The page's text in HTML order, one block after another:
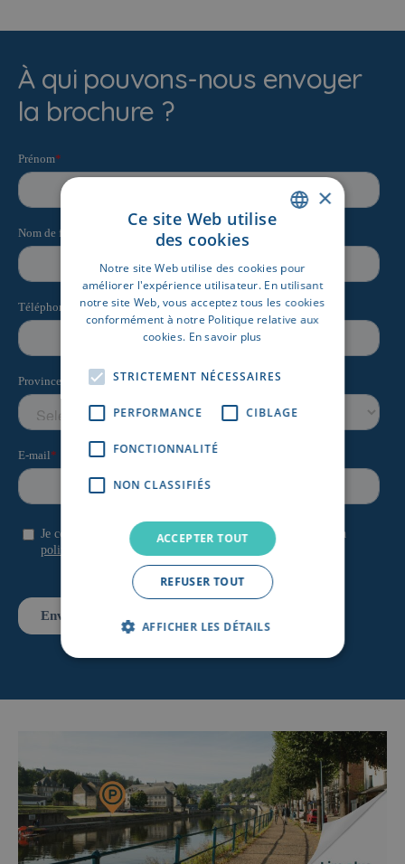
À qui pouvons-nous envoyer
la brochure ?
FRENCH
×
Ce site Web utilise
des cookies
Notre site Web utilise des cookies pour
améliorer l'expérience utilisateur. En utilisant
notre site Web, vous acceptez tous les cookies
conformément à notre Politique relative aux
cookies. En savoir plus
STRICTEMENT NÉCESSAIRES
PERFORMANCE CIBLAGE
FONCTIONNALITÉ
NON CLASSIFIÉS
ACCEPTER TOUT
REFUSER TOUT
AFFICHER LES DÉTAILS